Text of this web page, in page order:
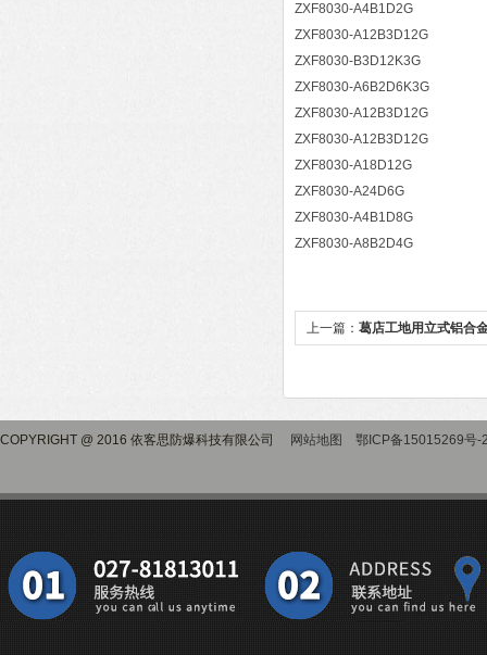
ZXF8030-A4B1D2G
ZXF8030-A12B3D12G
ZXF8030-B3D12K3G
ZXF8030-A6B2D6K3G
ZXF8030-A12B3D12G
ZXF8030-A12B3D12G
ZXF8030-A18D12G
ZXF8030-A24D6G
ZXF8030-A4B1D8G
ZXF8030-A8B2D4G
上一篇： 葛店工地用立式铝合
COPYRIGHT @ 2016 依客思防爆科技有限公司 网站地图 鄂ICP备15015269号-